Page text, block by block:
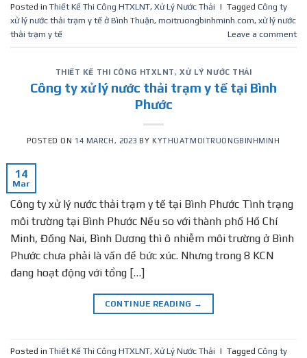
Posted in Thiết Kế Thi Công HTXLNT, Xử Lý Nước Thải | Tagged Công ty
xử lý nước thải trạm y tế ở Bình Thuận, moitruongbinhminh.com, xử lý nước
thải trạm y tế
Leave a comment
THIẾT KẾ THI CÔNG HTXLNT,XỬ LÝ NƯỚC THẢI
Công ty xử lý nước thải trạm y tế tại Bình
Phước
POSTED ON 14 MARCH, 2023 BY KYTHUATMOITRUONGBINHMINH
14
Mar
Công ty xử lý nước thải trạm y tế tại Bình Phước Tình trạng
môi trường tại Bình Phước Nếu so với thành phố Hồ Chí
Minh, Đồng Nai, Bình Dương thì ô nhiễm môi trường ở Bình
Phước chưa phải là vấn đề bức xúc. Nhưng trong 8 KCN
đang hoạt động với tổng […]
CONTINUE READING →
Posted in Thiết Kế Thi Công HTXLNT, Xử Lý Nước Thải | Tagged Công ty